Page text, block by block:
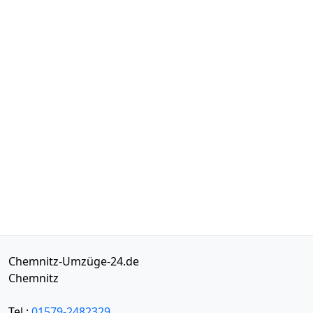
Chemnitz-Umzüge-24.de
Chemnitz